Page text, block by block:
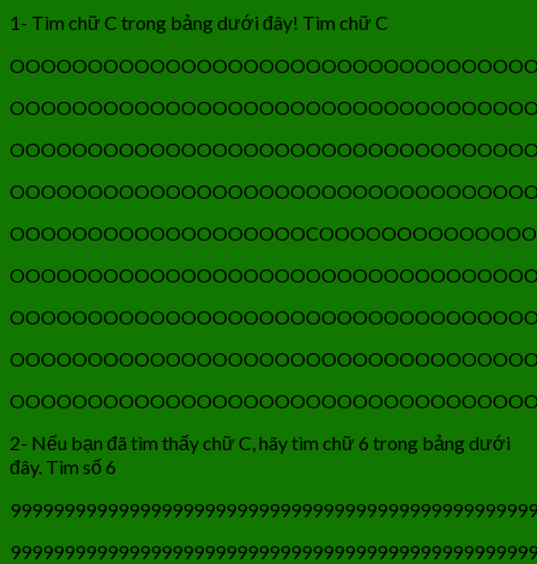
1- Tìm chữ C trong bảng dưới đây! Tìm chữ C
2- Nếu bạn đã tìm thấy chữ C, hãy tìm chữ 6 trong bảng dưới
đây. Tìm số 6